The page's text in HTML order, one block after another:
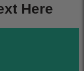
Here